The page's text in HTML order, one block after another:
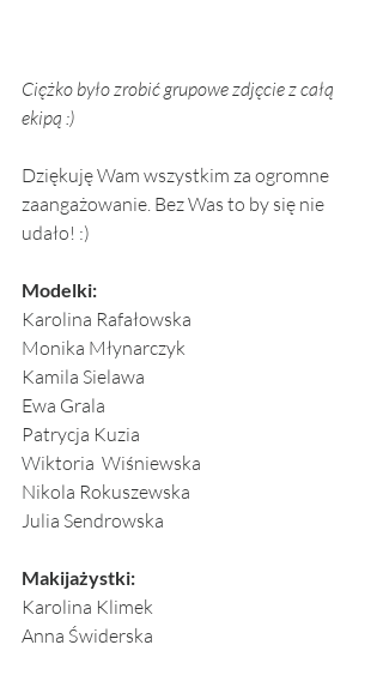
Ciężko było zrobić grupowe zdjęcie z całą
ekipą :)
Dziękuję Wam wszystkim za ogromne
zaangażowanie. Bez Was to by się nie
udało! :)
Modelki:
Karolina Rafałowska
Monika Młynarczyk
Kamila Sielawa
Ewa Grala
Patrycja Kuzia
Wiktoria  Wiśniewska
Nikola Rokuszewska
Julia Sendrowska
Makijażystki:
Karolina Klimek
Anna Świderska